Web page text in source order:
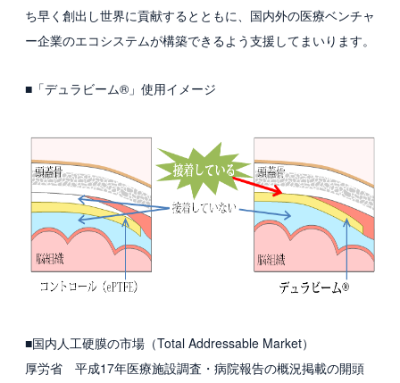
ち早く創出し世界に貢献するとともに、国内外の医療ベンチャ
ー企業のエコシステムが構築できるよう支援してまいります。
■「デュラビーム®」使用イメージ
■国内人工硬膜の市場（Total Addressable Market）
厚労省 平成17年医療施設調査・病院報告の概況掲載の開頭